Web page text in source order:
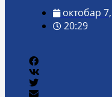
октобар
20:29